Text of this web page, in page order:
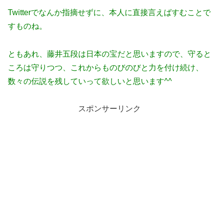
Twitterでなんか指摘せずに、本人に直接言えばすむことで
すものね。
ともあれ、藤井五段は日本の宝だと思いますので、守ると
ころは守りつつ、これからものびのびと力を付け続け、
数々の伝説を残していって欲しいと思います^^
スポンサーリンク